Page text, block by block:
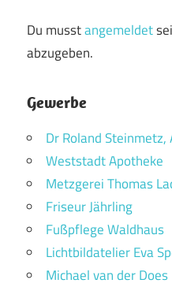
Du musstangemeldet
abzugeben.
Gewerbe
Dr Roland
Weststadt Apotheke
Metzgerei Thomas
Friseur Jährling
Fußpflege Waldhaus
Lichtbildatelier Eva
Michael van der Does